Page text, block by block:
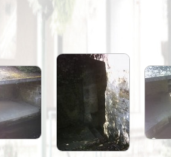
Lavandières
Anciennes et